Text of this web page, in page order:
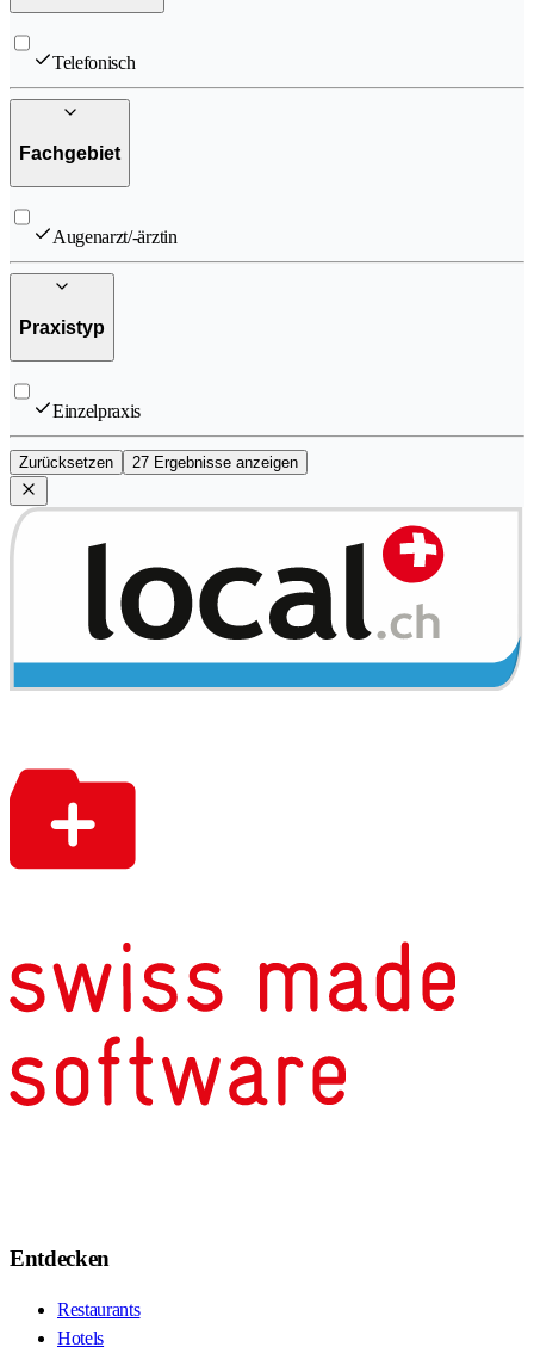
Telefonisch
Fachgebiet
Augenarzt/-ärztin
Praxistyp
Einzelpraxis
Zurücksetzen 27 Ergebnisse anzeigen
Entdecken
Restaurants
Hotels